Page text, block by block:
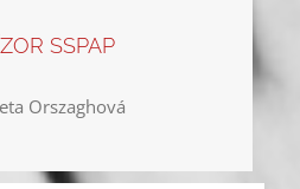
SSPAP
Orszaghová